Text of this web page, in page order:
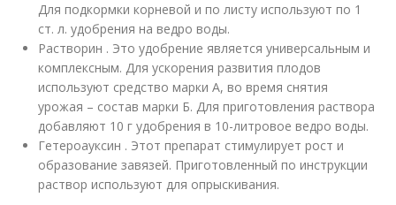
Для подкормки корневой и по листу используют по 1
ст. л. удобрения на ведро воды.
Растворин . Это удобрение является универсальным и
комплексным. Для ускорения развития плодов
используют средство марки А, во время снятия
урожая – состав марки Б. Для приготовления раствора
добавляют 10 г удобрения в 10-литровое ведро воды.
Гетероауксин . Этот препарат стимулирует рост и
образование завязей. Приготовленный по инструкции
раствор используют для опрыскивания.